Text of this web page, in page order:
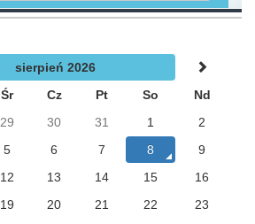
sierpień 2026
Śr Cz Pt So
Nd
29 30 31 1
2
5 6 7 8
9
12 13 14 15
16
19 20 21 22
23